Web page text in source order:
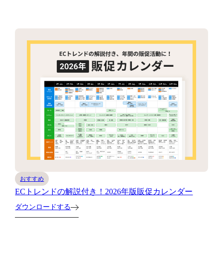
おすすめ
ECトレンドの解説付き！2026年版販促カレンダー
ダウンロードする